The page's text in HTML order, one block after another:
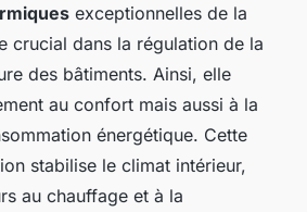
exceptionnelles de la
crucial dans la régulation de la
des bâtiments. Ainsi, elle
au confort mais aussi à la
énergétique. Cette
stabilise le climat intérieur,
au chauffage et à la